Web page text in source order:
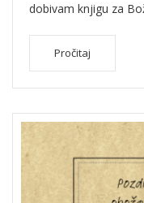
dobivam knjigu za
Pročitaj